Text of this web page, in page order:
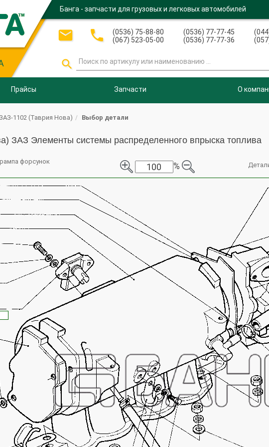
Банга - запчасти для грузовых и легковых автомобилей
 
(0536) 75-88-80
(067) 523-05-00
(0536) 77-77-45
(0536) 77-77-36

Прайсы Запчасти О
ЗАЗ-1102 (Таврия Нова) Выбор детали
ЗАЗ Элементы системы распределенного впрыска топлива
форсунок
%